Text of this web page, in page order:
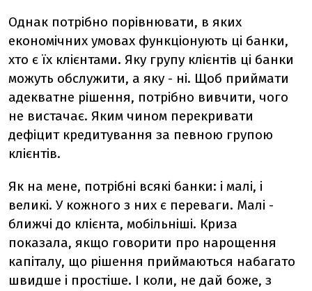
Однак потрібно порівнювати, в яких
економічних умовах функціонують ці банки,
хто є їх клієнтами. Яку групу клієнтів ці банки
можуть обслужити, а яку - ні. Щоб приймати
адекватне рішення, потрібно вивчити, чого
не вистачає. Яким чином перекривати
дефіцит кредитування за певною групою
клієнтів.
Як на мене, потрібні всякі банки: і малі, і
великі. У кожного з них є переваги. Малі -
ближчі до клієнта, мобільніші. Криза
показала, якщо говорити про нарощення
капіталу, що рішення приймаються набагато
швидше і простіше. І коли, не дай боже, з